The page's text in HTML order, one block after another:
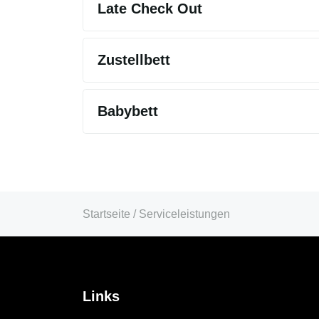
Late Check Out
Zustellbett
Babybett
Startseite / Serviceleistungen
Links